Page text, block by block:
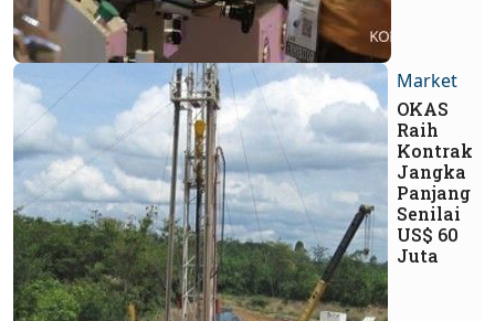
Market
OKAS
Raih
Kontrak
Jangka
Panjang
Senilai
US$ 60
Juta